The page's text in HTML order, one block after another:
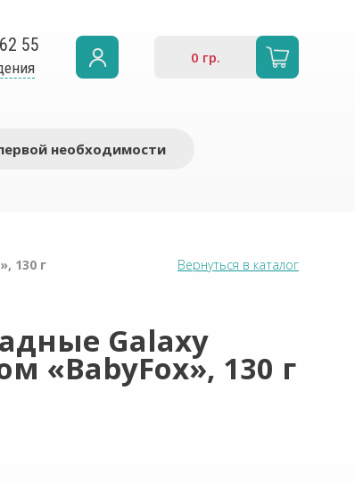
55
0 гр.
необходимости
130 г Вернуться в каталог
Galaxy
«BabyFox», 130 г